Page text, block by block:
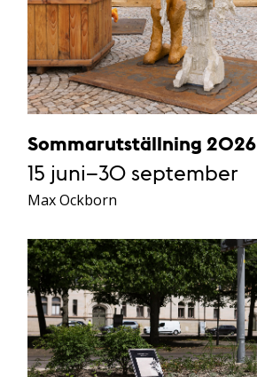
Sommarutställning 2026
15 juni–30 september
Max Ockborn